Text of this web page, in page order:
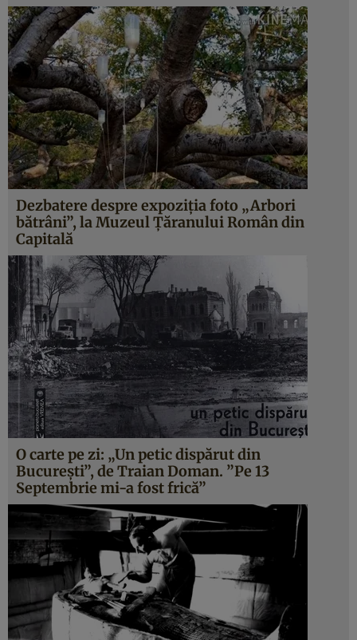
Dezbatere despre expoziţia foto „Arbori
bătrâni”, la Muzeul Ţăranului Român din
Capitală
O carte pe zi: „Un petic dispărut din
Bucureşti”, de Traian Doman. ”Pe 13
Septembrie mi-a fost frică”